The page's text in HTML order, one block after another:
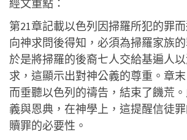
經文重點：
第21章記載以色列因掃羅所犯的罪
向神求問後得知，必須為掃羅家族
於是將掃羅的後裔七人交給基遍人
求，這顯示出對神公義的尊重。章
而垂聽以色列的禱告，結束了饑荒
義與恩典，在神學上，這提醒信徒
贖罪的必要性。